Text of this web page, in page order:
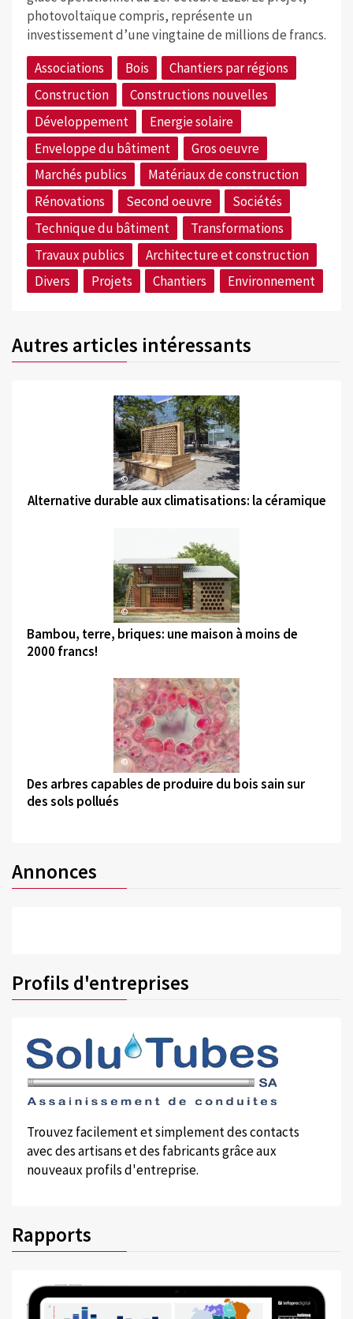
photovoltaïque compris, représente un
investissement d’une vingtaine de millions de francs.
Associations
Bois
Chantiers par régions
Construction
Constructions nouvelles
Développement
Energie solaire
Enveloppe du bâtiment
Gros oeuvre
Marchés publics
Matériaux de construction
Rénovations
Second oeuvre
Sociétés
Technique du bâtiment
Transformations
Travaux publics
Architecture et construction
Divers
Projets Chantiers Environnement
Autres articles intéressants
©
Alternative durable aux climatisations: la céramique
©
Bambou, terre, briques: une maison à moins de
2000 francs!
©
Des arbres capables de produire du bois sain sur
des sols pollués
Annonces
Profils d'entreprises
Trouvez facilement et simplement des contacts
avec des artisans et des fabricants grâce aux
nouveaux profils d'entreprise.
Rapports